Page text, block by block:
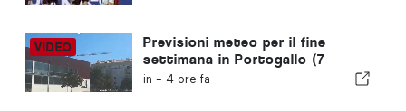
Previsioni meteo per il fine
settimana in Portogallo (7
agosto): cosa aspettarsi in
in - 4 ore fa